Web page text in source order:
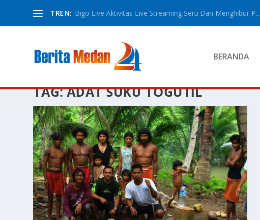
TREN: Bigo Live Aktivitas Live Streaming Seru Dan Menghibur P...
BERANDA
TAG:ADAT SUKU TOGUTIL